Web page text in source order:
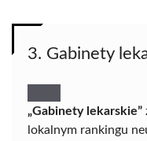
3. Gabinety
„Gabinety lekarskie”
lokalnym rankingu